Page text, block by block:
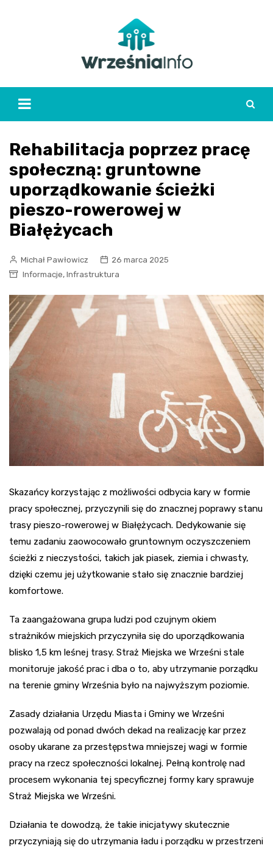
Rehabilitacja poprzez pracę
społeczną: gruntowne
uporządkowanie ścieżki
pieszo-rowerowej w
Białężycach
Michał Pawłowicz
26 marca 2025
Informacje, Infrastruktura
Skazańcy korzystając z możliwości odbycia kary w formie
pracy społecznej, przyczynili się do znacznej poprawy stanu
trasy pieszo-rowerowej w Białężycach. Dedykowanie się
temu zadaniu zaowocowało gruntownym oczyszczeniem
ścieżki z nieczystości, takich jak piasek, ziemia i chwasty,
dzięki czemu jej użytkowanie stało się znacznie bardziej
komfortowe.
Ta zaangażowana grupa ludzi pod czujnym okiem
strażników miejskich przyczyniła się do uporządkowania
blisko 1,5 km leśnej trasy. Straż Miejska we Wrześni stale
monitoruje jakość prac i dba o to, aby utrzymanie porządku
na terenie gminy Września było na najwyższym poziomie.
Zasady działania Urzędu Miasta i Gminy we Wrześni
pozwalają od ponad dwóch dekad na realizację kar przez
osoby ukarane za przestępstwa mniejszej wagi w formie
pracy na rzecz społeczności lokalnej. Pełną kontrolę nad
procesem wykonania tej specyficznej formy kary sprawuje
Straż Miejska we Wrześni.
Działania te dowodzą, że takie inicjatywy skutecznie
przyczyniają się do utrzymania ładu i porządku w przestrzeni